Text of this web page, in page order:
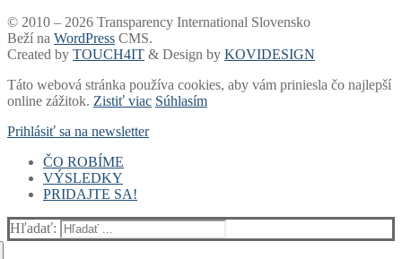
© 2010 – 2026 Transparency International Slovensko
Beží na WordPress CMS.
Created by TOUCH4IT & Design by KOVIDESIGN
Táto webová stránka používa cookies, aby vám priniesla čo najlepší
online zážitok. Zistiť viac Súhlasím
Prihlásiť sa na newsletter
ČO ROBÍME
Voľby a financovanie strán
Samospráva
Whistleblowing
Zdravotníctvo
VÝSLEDKY
Rebríčky a portály
Rebríček miest a žúp
Hlásne trúby
Blog
Newsletter
PRIDAJTE SA!
2 % dane
Podpora zo zahraničia
Hľadať: